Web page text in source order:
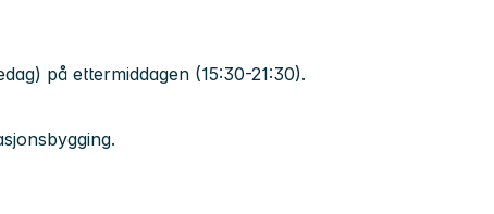
på ettermiddagen (15:30-21:30).